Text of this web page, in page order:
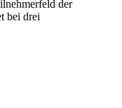
der
bei drei